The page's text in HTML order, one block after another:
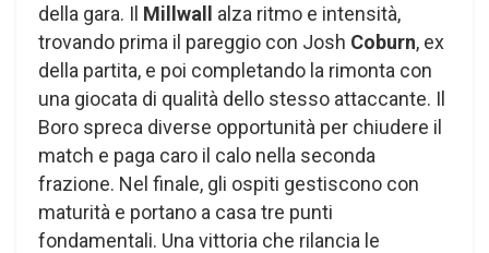
della gara. Il Millwall alza ritmo e intensità,
trovando prima il pareggio con Josh Coburn, ex
della partita, e poi completando la rimonta con
una giocata di qualità dello stesso attaccante. Il
Boro spreca diverse opportunità per chiudere il
match e paga caro il calo nella seconda
frazione. Nel finale, gli ospiti gestiscono con
maturità e portano a casa tre punti
fondamentali. Una vittoria che rilancia le